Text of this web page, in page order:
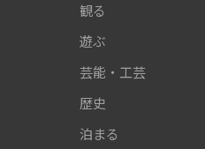
観る
遊ぶ
芸能・工芸
歴史
泊まる